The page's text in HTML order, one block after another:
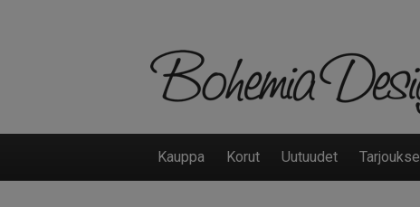
Kauppa Korut Uutuudet